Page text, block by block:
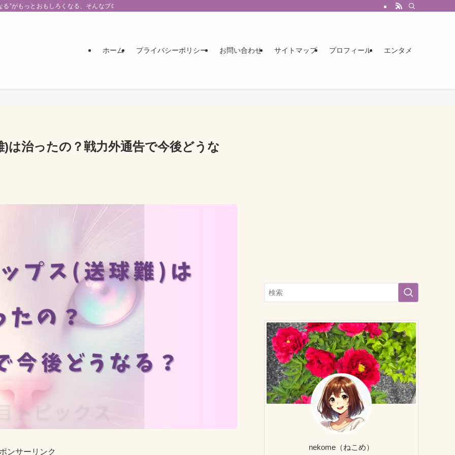
”がもっとおもしろくなる、そんなブログです。
ホーム プライバシーポリシー お問い合わせ サイトマップ プロフィール エンタメ
は治ったの？戦力外通告で今後どうな
ンサーリンク
nekome（ねこめ）